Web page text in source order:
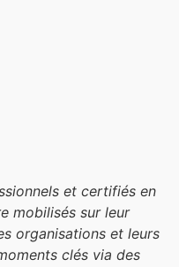
et certifiés en
mobilisés sur leur
organisations et leurs
clés via des